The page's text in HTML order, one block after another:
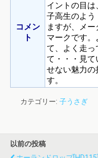
コメン
ト
イントの目
子高生のよう
ますが、メー
マークです。
て、よく走っ
て・・・見て
せない魅力の
す。
カテゴリー: 子うさぎ
以前の投稿